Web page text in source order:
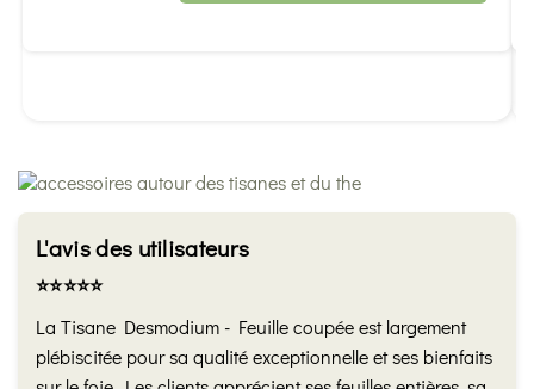
L'avis des utilisateurs
⭐️⭐️⭐️⭐️⭐️
La Tisane Desmodium - Feuille coupée est largement
plébiscitée pour sa qualité exceptionnelle et ses bienfaits